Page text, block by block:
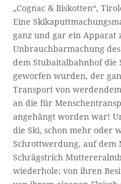
„Cognac & Biskotten“,
Eine
ganz und gar ein Apparat
Unbrauchbarmachung
dem Stubaitalbahnhof die
geworfen wurden, der
Transport von
an die für
angehängt worden war!
die Ski, schon mehr oder
Schrottwerdung, auf dem
Schrägstrich
wiederhole: von ihren